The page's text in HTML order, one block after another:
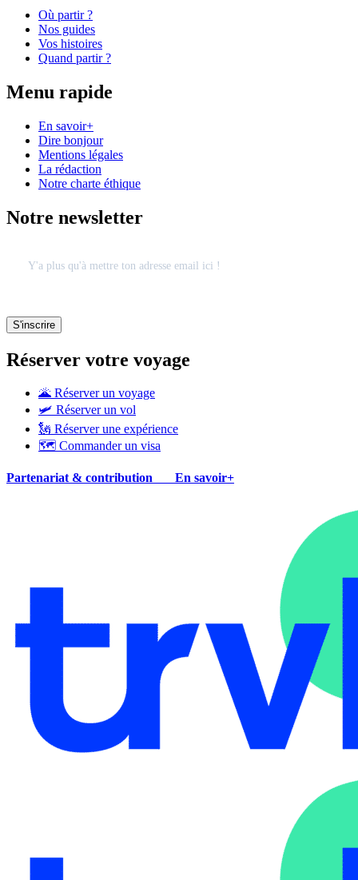
Où partir ?
Nos guides
Vos histoires
Quand partir ?
Menu rapide
En savoir+
Dire bonjour
Mentions légales
La rédaction
Notre charte éthique
Notre newsletter
Réserver votre voyage
🌋 Réserver un voyage
🛩 Réserver un vol
🗽 Réserver une expérience
🗺 Commander un visa
Partenariat & contribution En savoir+